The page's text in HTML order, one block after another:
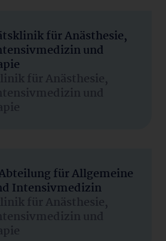
für Anästhesie,
und
für Anästhesie,
und
für Allgemeine
Intensivmedizin
für Anästhesie,
und